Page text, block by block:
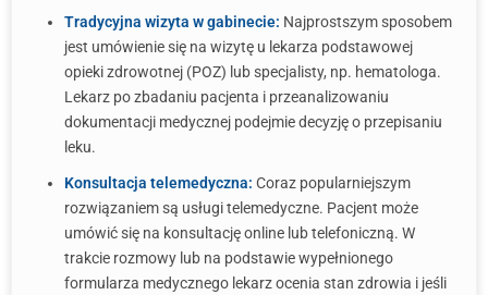
Tradycyjna wizyta w gabinecie: Najprostszym sposobem
jest umówienie się na wizytę u lekarza podstawowej
opieki zdrowotnej (POZ) lub specjalisty, np. hematologa.
Lekarz po zbadaniu pacjenta i przeanalizowaniu
dokumentacji medycznej podejmie decyzję o przepisaniu
leku.
Konsultacja telemedyczna: Coraz popularniejszym
rozwiązaniem są usługi telemedyczne. Pacjent może
umówić się na konsultację online lub telefoniczną. W
trakcie rozmowy lub na podstawie wypełnionego
formularza medycznego lekarz ocenia stan zdrowia i jeśli